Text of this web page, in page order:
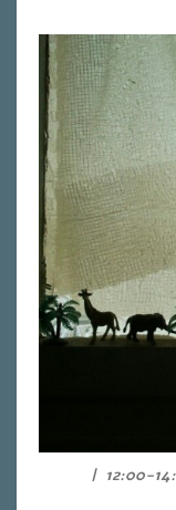
|